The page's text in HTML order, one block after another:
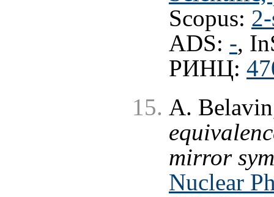
Scopus:
ADS: -,
РИНЦ:
A.
mirror
Nuclear